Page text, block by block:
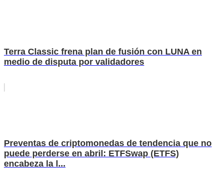
Terra Classic frena plan de fusión con LUNA en
medio de disputa por validadores
Preventas de criptomonedas de tendencia que no
puede perderse en abril: ETFSwap (ETFS)
encabeza la l...